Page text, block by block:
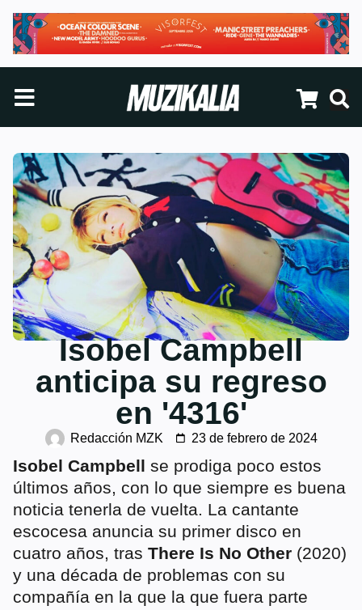
Isobel Campbell
anticipa su regreso
en '4316'
Redacción MZK 23 de febrero de 2024
Isobel Campbell se prodiga poco estos
últimos años, con lo que siempre es buena
noticia tenerla de vuelta. La cantante
escocesa anuncia su primer disco en
cuatro años, tras There Is No Other (2020)
y una década de problemas con su
compañía en la que la que fuera parte